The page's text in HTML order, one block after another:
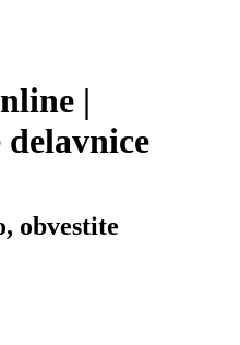
|
obvestite